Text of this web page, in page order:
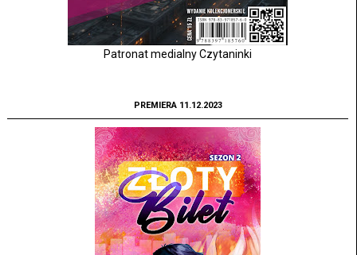
Patronat medialny Czytaninki
PREMIERA 11.12.2023